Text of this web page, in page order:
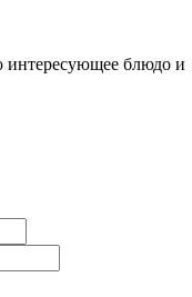
интересующее блюдо и